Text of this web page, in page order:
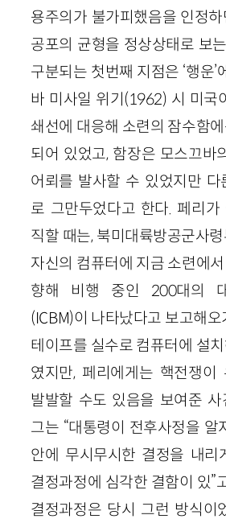
용주의가 불가피했음을 인정하
공포의 균형을 정상상태로 보
구분되는 첫번째 지점은 ‘행운’
바 미사일 위기(1962) 시 미국
쇄선에 대응해 소련의 잠수함
되어 있었고, 함장은 모스끄바
어뢰를 발사할 수 있었지만 다
로 그만두었다고 한다. 페리가
직할 때는, 북미대륙방공군사
자신의 컴퓨터에 지금 소련에
향해 비행 중인 200대의
(ICBM)이 나타났다고 보고해
테이프를 실수로 컴퓨터에 설
였지만, 페리에게는 핵전쟁이
발발할 수도 있음을 보여준 사
그는 “대통령이 전후사정을 알
안에 무시무시한 결정을 내리
결정과정에 심각한 결함이 있”
결정과정은 당시 그런 방식이